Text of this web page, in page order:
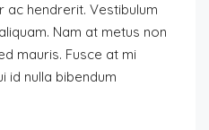
hendrerit. Vestibulum
Nam at metus non
mauris. Fusce at mi
id nulla bibendum